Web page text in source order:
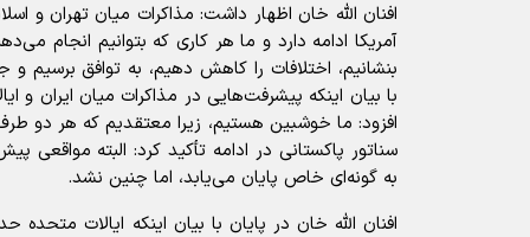
افنان الله خان اظهار داشت: مذاکرات میان تهران و
آمریکا ادامه دارد و ما هر کاری که بتوانیم انجام
بنشانیم، اختلافات را کاهش دهیم، به توافق
با بیان اینکه پیشرفت‌هایی در مذاکرات میان ایران
افزود: ما خوشبین هستیم، زیرا معتقدیم که هر دو
سناتور پاکستانی در ادامه تأکید کرد: البته
به گونه‌ای خاص پایان می‌یابد، اما چنین نشد.